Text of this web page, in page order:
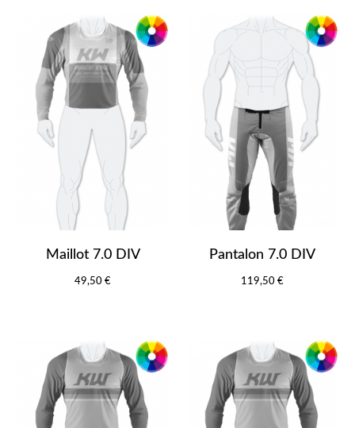
Maillot 7.0 DIV
49,50 €
Pantalon 7.0 DIV
119,50 €